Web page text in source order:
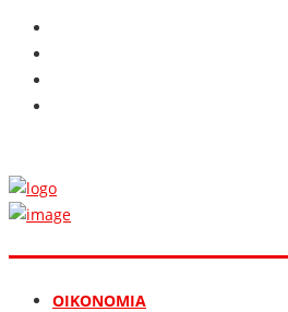
ΟΙΚΟΝΟΜΙΑ